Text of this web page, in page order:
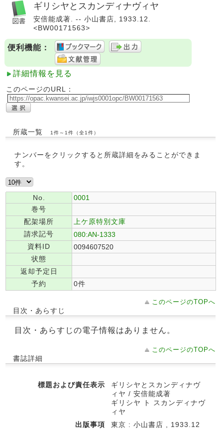
ギリシヤとスカンディナヴィヤ
安倍能成著. -- 小山書店, 1933.12.
<BW00171563>
便利機能：
詳細情報を見る
このページのURL：
所蔵一覧 1件～1件（全1件）
ナンバーをクリックすると所蔵詳細をみることができま
す。
No.
0001
巻号
配架場所
上ケ原特別文庫
請求記号
080:AN-1333
資料ID
0094607520
状態
返却予定日
予約
0件
このページのTOPへ
目次・あらすじ
目次・あらすじの電子情報はありません。
このページのTOPへ
書誌詳細
標題および責任表示
ギリシヤとスカンディナヴ
ィヤ / 安倍能成著
ギリシヤ ト スカンディナヴ
ィヤ
出版事項
東京 : 小山書店 , 1933.12